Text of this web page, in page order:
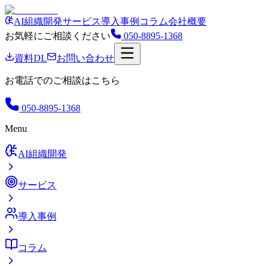
AI組織開発サービス導入事例 コラム会社概要
お気軽にご相談ください
050-8895-1368
資料DL お問い合わせ
お電話でのご相談はこちら
050-8895-1368
Menu
AI組織開発
サービス
導入事例
コラム